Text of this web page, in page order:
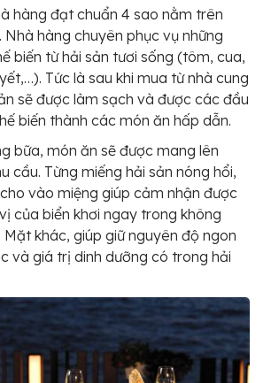
hàng đạt chuẩn 4 sao nằm trên
hàng chuyên phục vụ những
biến từ hải sản tươi sống (tôm, cua,
Tức là sau khi mua từ nhà cung
sẽ được làm sạch và được các đầu
biến thành các món ăn hấp dẫn.
bữa, món ăn sẽ được mang lên
cầu. Từng miếng hải sản nóng hổi,
vào miệng giúp cảm nhận được
của biển khơi ngay trong không
Mặt khác, giúp giữ nguyên độ ngon
và giá trị dinh dưỡng có trong hải